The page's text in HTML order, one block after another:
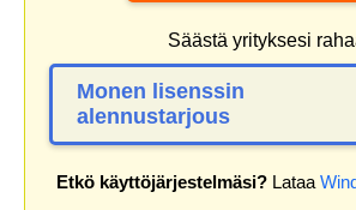
Säästä yrityksesi
Monen lisenssin
alennustarjous
Etkö käyttöjärjestelmäsi? Lataa